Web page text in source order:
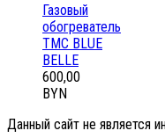
Газовый
обогреватель
ТМС BLUE
BELLE
600,00
BYN
Данный сайт не является